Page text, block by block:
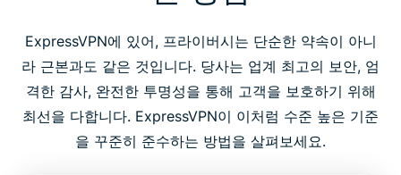
ExpressVPN에 있어, 프라이버시는 단순한 약속이 아니
라 근본과도 같은 것입니다. 당사는 업계 최고의 보안, 엄
격한 감사, 완전한 투명성을 통해 고객을 보호하기 위해
최선을 다합니다. ExpressVPN이 이처럼 수준 높은 기준
을 꾸준히 준수하는 방법을 살펴보세요.